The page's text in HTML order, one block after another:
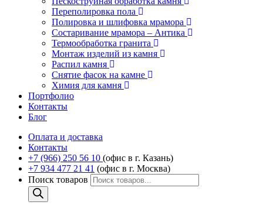
Переполировка пола
Полировка и шлифовка мрамора
Состаривание мрамора – Антика
Термообработка гранита
Монтаж изделий из камня
Распил камня
Снятие фасок на камне
Химия для камня
Портфолио
Контакты
Блог
Оплата и доставка
Контакты
+7 (966) 250 56 10 (офис в г. Казань)
+7 934 477 21 41 (офис в г. Москва)
Поиск товаров